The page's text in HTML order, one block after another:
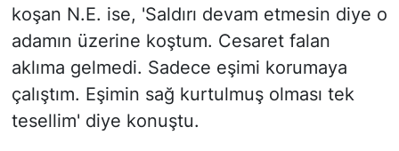
koşan N.E. ise, 'Saldırı devam etmesin diye o
adamın üzerine koştum. Cesaret falan
aklıma gelmedi. Sadece eşimi korumaya
çalıştım. Eşimin sağ kurtulmuş olması tek
tesellim' diye konuştu.